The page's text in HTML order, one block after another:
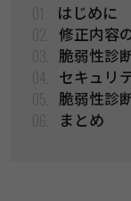
はじめに
修正内容
脆弱性診
セキュリ
脆弱性診
まとめ